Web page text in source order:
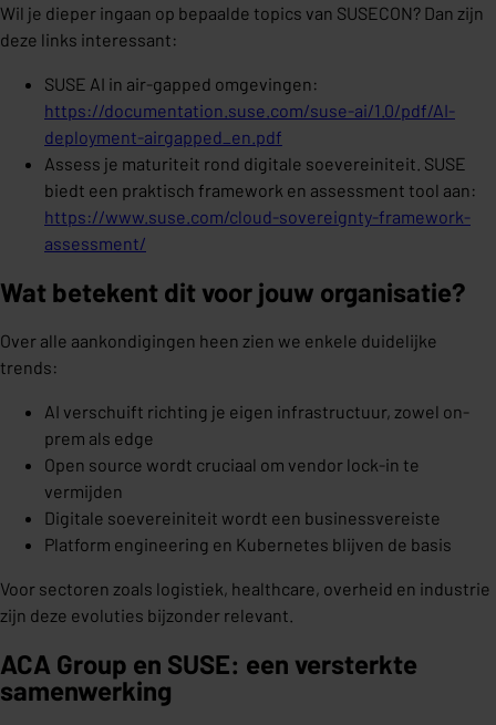
Wil je dieper ingaan op bepaalde topics van SUSECON? Dan zijn
deze links interessant:
SUSE AI in air-gapped omgevingen:
https://documentation.suse.com/suse-ai/1.0/pdf/AI-
deployment-airgapped_en.pdf
Assess je maturiteit rond digitale soevereiniteit. SUSE
biedt een praktisch framework en assessment tool aan:
https://www.suse.com/cloud-sovereignty-framework-
assessment/
Wat betekent dit voor jouw organisatie?
Over alle aankondigingen heen zien we enkele duidelijke
trends:
AI verschuift richting je eigen infrastructuur, zowel on-
prem als edge
Open source wordt cruciaal om vendor lock-in te
vermijden
Digitale soevereiniteit wordt een businessvereiste
Platform engineering en Kubernetes blijven de basis
Voor sectoren zoals logistiek, healthcare, overheid en industrie
zijn deze evoluties bijzonder relevant.
ACA Group en SUSE: een versterkte
samenwerking